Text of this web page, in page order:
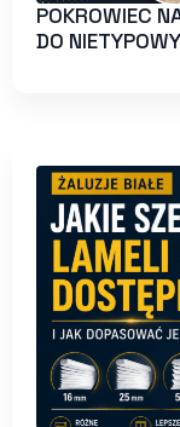
POKROWIEC
DO